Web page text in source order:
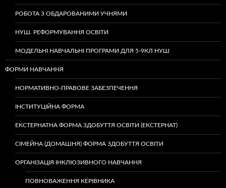
РОБОТА З ОБДАРОВАНИМИ УЧНЯМИ
НУШ. РЕФОРМУВАННЯ ОСВІТИ
МОДЕЛЬНІ НАВЧАЛЬНІ ПРОГРАМИ ДЛЯ 5-9КЛ НУШ
ФОРМИ НАВЧАННЯ
НОРМАТИВНО-ПРАВОВЕ ЗАБЕЗПЕЧЕННЯ
ІНСТИТУЦІЙНА ФОРМА
ЕКСТЕРНАТНА ФОРМА ЗДОБУТТЯ ОСВІТИ (ЕКСТЕРНАТ)
СІМЕЙНА (ДОМАШНЯ) ФОРМА ЗДОБУТТЯ ОСВІТИ
ОРГАНІЗАЦІЯ ІНКЛЮЗИВНОГО НАВЧАННЯ
ПОВНОВАЖЕННЯ КЕРІВНИКА